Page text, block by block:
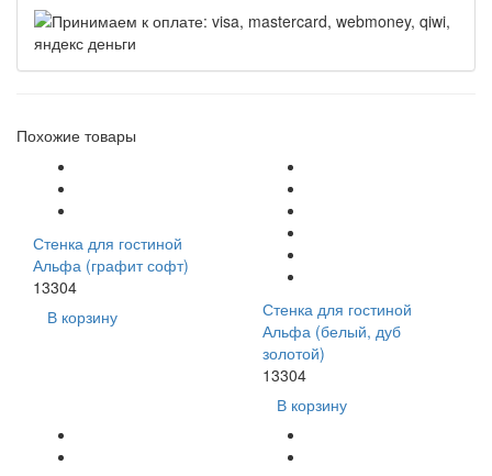
Похожие товары
Стенка для гостиной
Альфа (графит софт)
13304
В корзину
Стенка для гостиной
Альфа (белый, дуб
золотой)
13304
В корзину